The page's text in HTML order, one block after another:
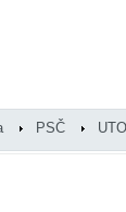
PSČ UTO